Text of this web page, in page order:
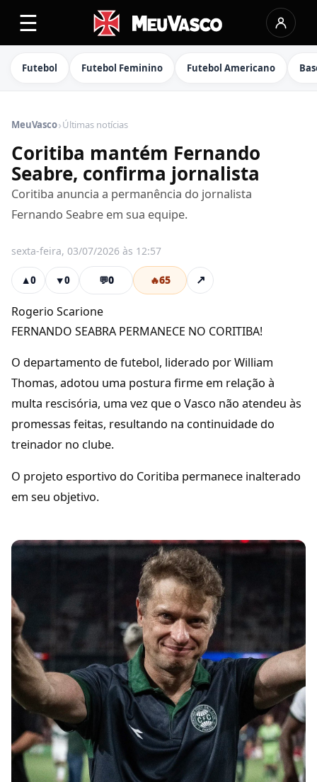
☰
Futebol Futebol Feminino Futebol Americano
MeuVasco›Últimas notícias
Coritiba mantém Fernando
Seabre, confirma jornalista
Coritiba anuncia a permanência do jornalista
Fernando Seabre em sua equipe.
sexta-feira, 03/07/2026 às 12:57
▲0 ▼0 💬0 🔥65 ↗
Rogerio Scarione
FERNANDO SEABRA PERMANECE NO CORITIBA!
O departamento de futebol, liderado por William
Thomas, adotou uma postura firme em relação à
multa rescisória, uma vez que o Vasco não atendeu às
promessas feitas, resultando na continuidade do
treinador no clube.
O projeto esportivo do Coritiba permanece inalterado
em seu objetivo.